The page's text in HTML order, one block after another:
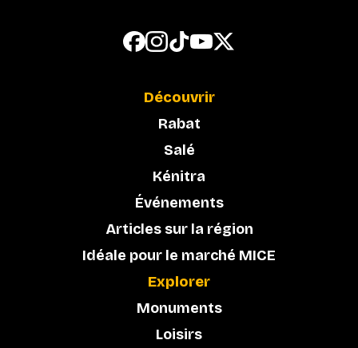
Découvrir
Rabat
Salé
Kénitra
Événements
Articles sur la région
Idéale pour le marché MICE
Explorer
Monuments
Loisirs